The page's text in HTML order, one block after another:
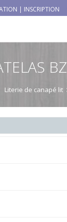
| INSCRIPTION
BZ
Literie de canapé lit